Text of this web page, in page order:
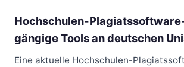
Hochschulen-
gängige Tools an deutschen
Eine aktuelle Hochschulen-